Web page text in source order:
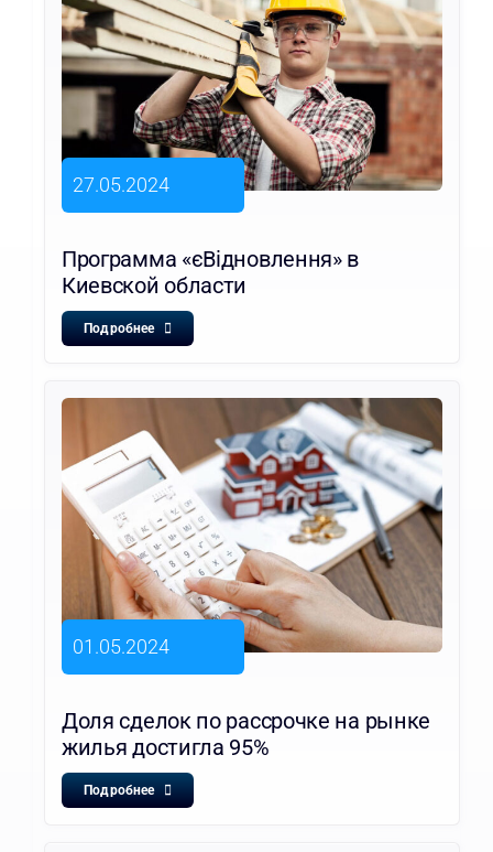
27.05.2024
Программа «єВідновлення» в
Киевской области
Подробнее
01.05.2024
Доля сделок по рассрочке на рынке
жилья достигла 95%
Подробнее